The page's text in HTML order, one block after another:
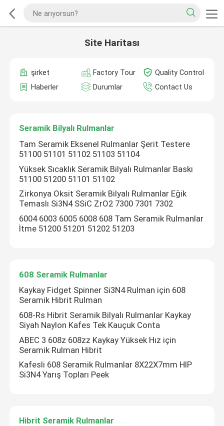
Site Haritası
şirket Factory Tour
Quality Control
Haberler
Durumlar Contact Us
Seramik Bilyalı Rulmanlar
Tam Seramik Eksenel Rulmanlar Şerit Testere
51100 51101 51102 51103 51104
Yüksek Sıcaklık Seramik Bilyalı Rulmanlar Baskı
51100 51200 51101 51102
Zirkonya Oksit Seramik Bilyalı Rulmanlar Eğik
Temaslı Si3N4 SSiC ZrO2 7300 7301 7302
6004 6003 6005 6008 608 Tam Seramik Rulmanlar
İtme 51200 51201 51202 51203
608 Seramik Rulmanlar
Kaykay Fidget Spinner Si3N4 Rulman için 608
Seramik Hibrit Rulman
608-Rs Hibrit Seramik Bilyalı Rulmanlar Kaykay
Siyah Naylon Kafes Tek Kauçuk Conta
ABEC 3 608z 608zz Kaykay Yüksek Hız için
Seramik Rulman Hibrit
Kafesli 608 Seramik Rulmanlar 8X22X7mm HIP
Si3N4 Yarış Topları Peek
Hibrit Seramik Rulmanlar